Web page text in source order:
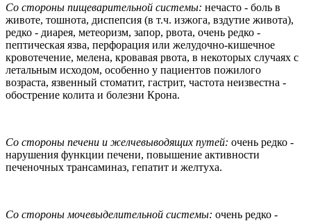
Со стороны пищеварительной системы: нечасто - боль в
животе, тошнота, диспепсия (в т.ч. изжога, вздутие живота),
редко - диарея, метеоризм, запор, рвота, очень редко -
пептическая язва, перфорация или желудочно-кишечное
кровотечение, мелена, кровавая рвота, в некоторых случаях с
летальным исходом, особенно у пациентов пожилого
возраста, язвенный стоматит, гастрит, частота неизвестна -
обострение колита и болезни Крона.
Со стороны печени и желчевыводящих путей: очень редко -
нарушения функции печени, повышение активности
печеночных трансаминаз, гепатит и желтуха.
Со стороны мочевыделительной системы: очень редко -